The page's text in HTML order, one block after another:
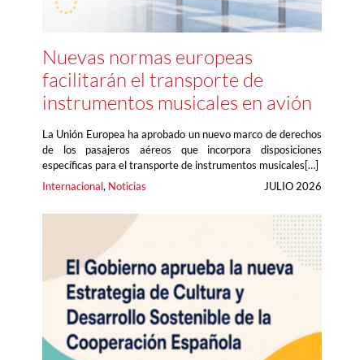
Nuevas normas europeas
facilitarán el transporte de
instrumentos musicales en avión
La Unión Europea ha aprobado un nuevo marco de derechos
de los pasajeros aéreos que incorpora disposiciones
específicas para el transporte de instrumentos musicales[…]
Internacional, Noticias JULIO 2026